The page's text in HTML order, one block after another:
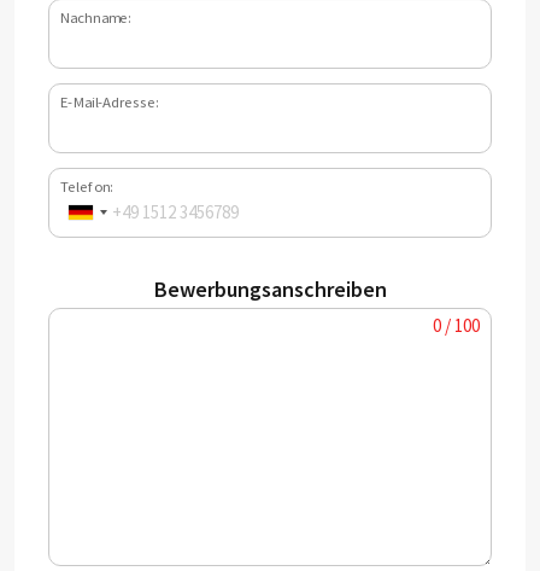
Nachname:
E-Mail-Adresse:
Telefon:
Bewerbungsanschreiben
0 / 100